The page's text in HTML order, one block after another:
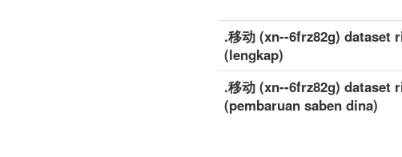
.移动 (xn--6frz82g) dataset
(lengkap)
.移动 (xn--6frz82g) dataset
(pembaruan saben dina)